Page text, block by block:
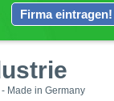
Firma eintragen!
Made in Germany